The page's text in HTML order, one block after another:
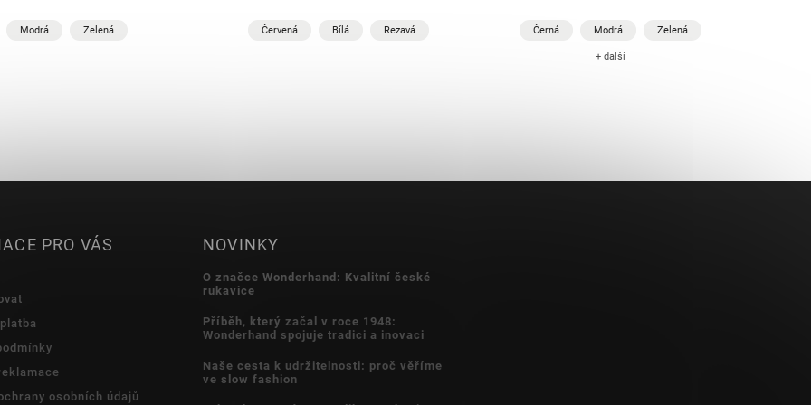
Modrá Zelená Červená Bílá Rezavá Černá Modrá Zelená
+ další
PRO VÁS
osobních údajů
NOVINKY
O značce Wonderhand: Kvalitní české
rukavice
Příběh, který začal v roce 1948:
Wonderhand spojuje tradici a inovaci
Naše cesta k udržitelnosti: proč věříme
ve slow fashion